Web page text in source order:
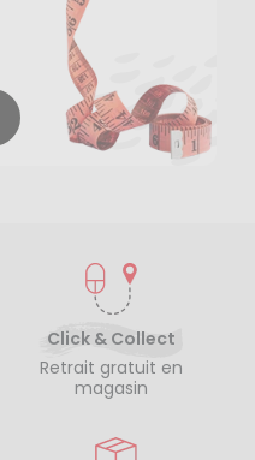
Click & Collect
Retrait gratuit en
magasin